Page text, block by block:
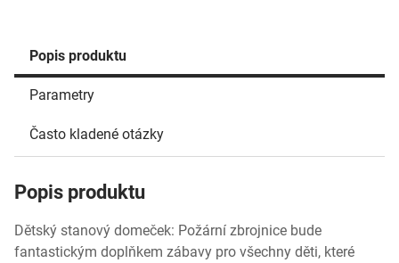
Popis produktu
Parametry
Často kladené otázky
Popis produktu
Dětský stanový domeček: Požární zbrojnice bude
fantastickým doplňkem zábavy pro všechny děti, které